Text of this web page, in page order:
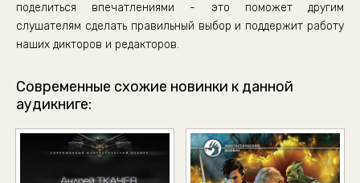
поделиться впечатлениями - это поможет другим
слушателям сделать правильный выбор и поддержит работу
наших дикторов и редакторов.
Современные схожие новинки к данной
аудикниге: